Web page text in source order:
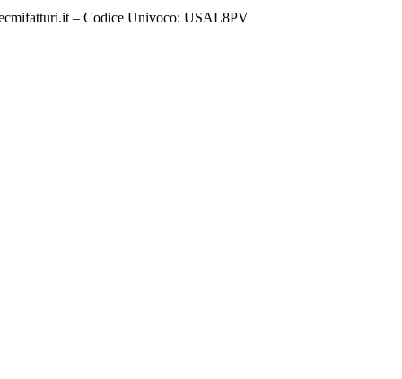
– Codice Univoco: USAL8PV